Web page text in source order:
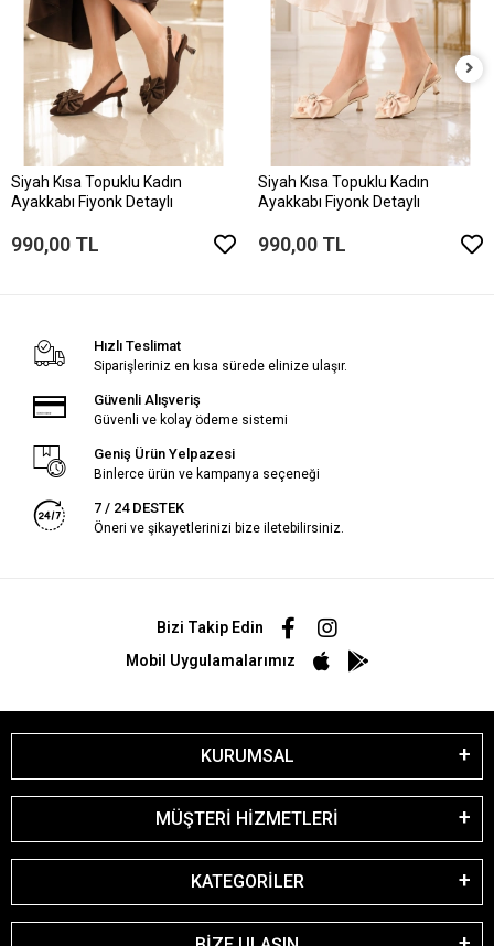
Siyah Kısa Topuklu Kadın
Ayakkabı Fiyonk Detaylı
990,00 TL
Siyah Kısa Topuklu Kadın
Ayakkabı Fiyonk Detaylı
990,00 TL
Hızlı Teslimat
Siparişleriniz en kısa sürede elinize ulaşır.
Güvenli Alışveriş
Güvenli ve kolay ödeme sistemi
Geniş Ürün Yelpazesi
Binlerce ürün ve kampanya seçeneği
7 / 24 DESTEK
Öneri ve şikayetlerinizi bize iletebilirsiniz.
Bizi Takip Edin
Mobil Uygulamalarımız
KURUMSAL
MÜŞTERİ HİZMETLERİ
KATEGORİLER